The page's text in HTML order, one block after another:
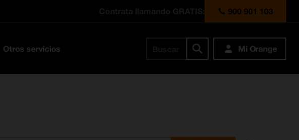
900 901 103
Otros servicios Buscar Mi Orange